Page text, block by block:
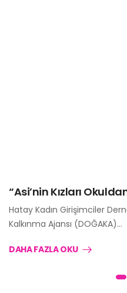
“Asi’nin Kızları
Hatay Kadın Girişimciler
Kalkınma Ajansı (DOĞAKA)…
DAHA FAZLA OKU